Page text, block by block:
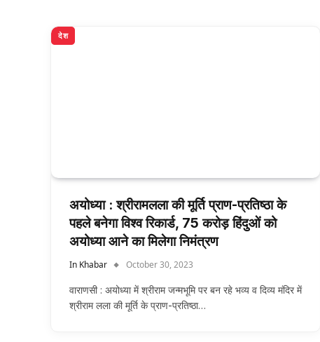
देश
अयोध्या : श्रीरामलला की मूर्ति प्राण-प्रतिष्ठा के
पहले बनेगा विश्व रिकार्ड, 75 करोड़ हिंदुओं को
अयोध्या आने का मिलेगा निमंत्रण
In Khabar October 30, 2023
वाराणसी : अयोध्या में श्रीराम जन्मभूमि पर बन रहे भव्य व दिव्य मंदिर में
श्रीराम लला की मूर्ति के प्राण-प्रतिष्ठा…